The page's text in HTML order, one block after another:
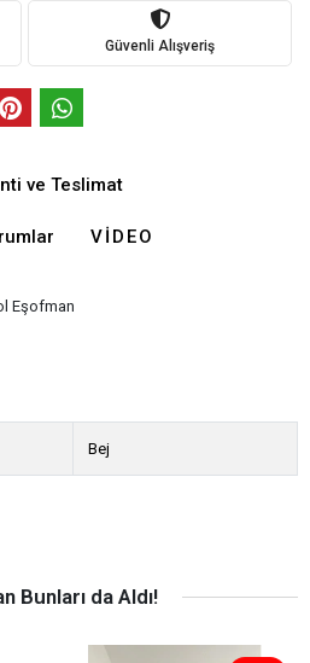
Güvenli Alışveriş
ve Teslimat
VIDEO
Eşofman
Bej
Bunları da Aldı!